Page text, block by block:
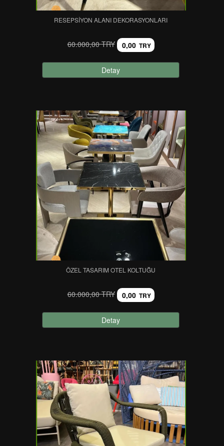
RESEPSIYON ALANI DEKORASYONLARI
60.000,00 TRY 0,00 TRY
Detay
ÖZEL TASARIM OTEL KOLTUĞU
60.000,00 TRY 0,00 TRY
Detay